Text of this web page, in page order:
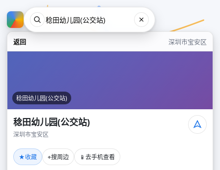
返回 深圳市宝安区
稔田幼儿园(公交站)
稔田幼儿园(公交站)
深圳市宝安区
★收藏 ⌖搜周边 📱 去手机查看